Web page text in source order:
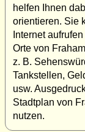
helfen Ihnen
orientieren. Sie
Internet
Orte von
z. B.
Tankstellen,
usw.
Stadtplan von
nutzen.